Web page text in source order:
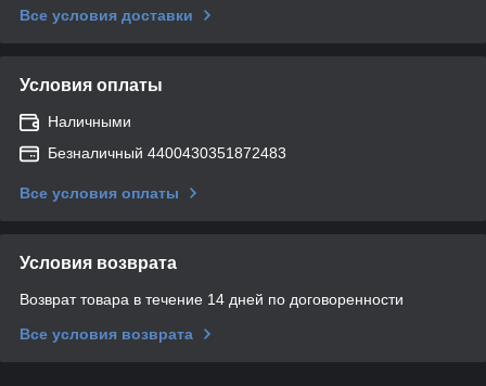
Все условия доставки
Условия оплаты
Наличными
Безналичный 4400430351872483
Все условия оплаты
Условия возврата
Возврат товара в течение 14 дней по договоренности
Все условия возврата